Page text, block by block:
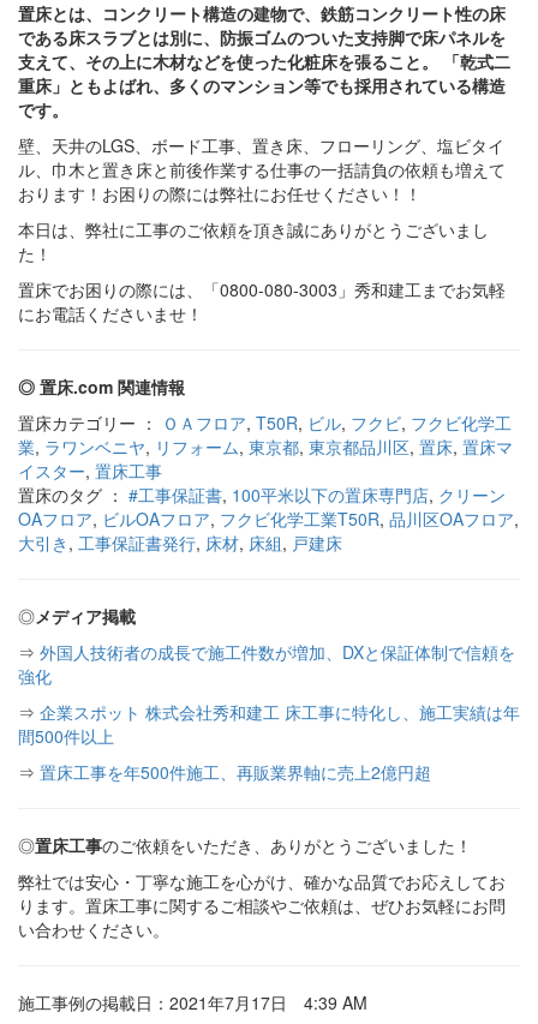
置床とは、コンクリート構造の建物で、鉄筋コンクリート性の床
である床スラブとは別に、防振ゴムのついた支持脚で床パネルを
支えて、その上に木材などを使った化粧床を張ること。 「乾式二
重床」ともよばれ、多くのマンション等でも採用されている構造
です。
壁、天井のLGS、ボード工事、置き床、フローリング、塩ビタイ
ル、巾木と置き床と前後作業する仕事の一括請負の依頼も増えて
おります！お困りの際には弊社にお任せください！！
本日は、弊社に工事のご依頼を頂き誠にありがとうございまし
た！
置床でお困りの際には、「0800-080-3003」秀和建工までお気軽
にお電話くださいませ！
◎ 置床.com 関連情報
置床カテゴリー ：
ＯＡフロア, T50R, ビル, フクビ, フクビ化学工
業, ラワンベニヤ, リフォーム, 東京都, 東京都品川区, 置床, 置床マ
イスター, 置床工事
置床のタグ ： #工事保証書, 100平米以下の置床専門店, クリーン
OAフロア, ビルOAフロア, フクビ化学工業T50R, 品川区OAフロア,
大引き , 工事保証書発行, 床材, 床組, 戸建床
◎メディア掲載
⇒ 外国人技術者の成長で施工件数が増加、DXと保証体制で信頼を
強化
⇒ 企業スポット 株式会社秀和建工 床工事に特化し、施工実績は年
間500件以上
⇒ 置床工事を年500件施工、再販業界軸に売上2億円超
◎置床工事のご依頼をいただき、ありがとうございました！
弊社では安心・丁寧な施工を心がけ、確かな品質でお応えしてお
ります。置床工事に関するご相談やご依頼は、ぜひお気軽にお問
い合わせください。
施工事例の掲載日：2021年7月17日 4:39 AM